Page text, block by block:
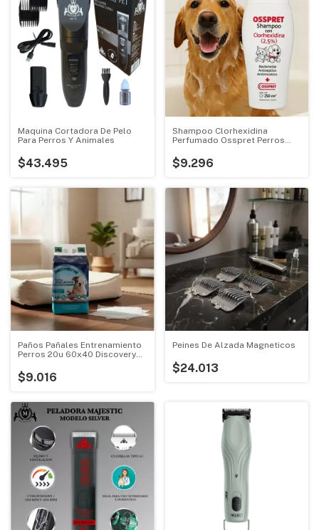
Maquina Cortadora De Pelo
Para Perros Y Animales
$43.495
Shampoo Clorhexidina
Perfumado Osspret Perros
$9.296
Paños Pañales Entrenamiento
Perros 20u 60x40 Discovery
$9.016
Peines De Alzada Magneticos
$24.013